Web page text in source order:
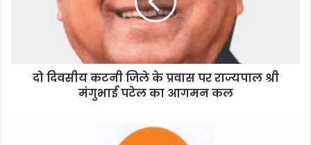
दो दिवसीय कटनी जिले के प्रवास पर राज्यपाल श्री
मंगुभाई पटेल का आगमन कल